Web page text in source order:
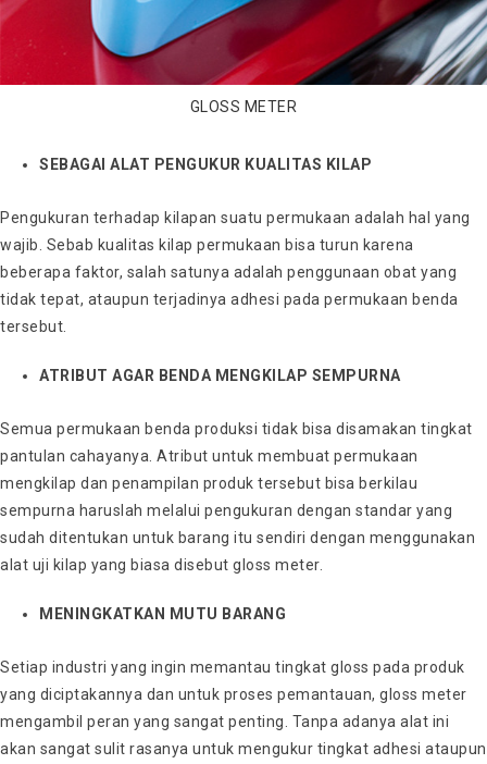
GLOSS METER
SEBAGAI ALAT PENGUKUR KUALITAS KILAP
Pengukuran terhadap kilapan suatu permukaan adalah hal yang
wajib. Sebab kualitas kilap permukaan bisa turun karena
beberapa faktor, salah satunya adalah penggunaan obat yang
tidak tepat, ataupun terjadinya adhesi pada permukaan benda
tersebut.
ATRIBUT AGAR BENDA MENGKILAP SEMPURNA
Semua permukaan benda produksi tidak bisa disamakan tingkat
pantulan cahayanya. Atribut untuk membuat permukaan
mengkilap dan penampilan produk tersebut bisa berkilau
sempurna haruslah melalui pengukuran dengan standar yang
sudah ditentukan untuk barang itu sendiri dengan menggunakan
alat uji kilap yang biasa disebut gloss meter.
MENINGKATKAN MUTU BARANG
Setiap industri yang ingin memantau tingkat gloss pada produk
yang diciptakannya dan untuk proses pemantauan, gloss meter
mengambil peran yang sangat penting. Tanpa adanya alat ini
akan sangat sulit rasanya untuk mengukur tingkat adhesi ataupun